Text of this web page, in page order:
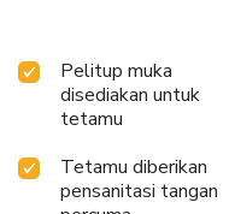
Pelitup muka
disediakan untuk
tetamu
Tetamu diberikan
pensanitasi tangan